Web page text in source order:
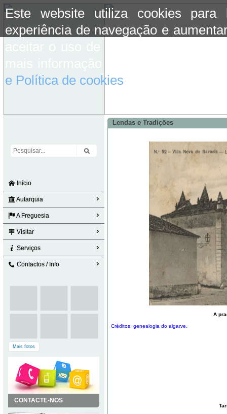
Este website utiliza cookies para
experiência de navegação e
e Política de cookies
Início
Autarquia
A Freguesia
Visitar
Serviços
Contactos / Info
Mais fotos
CONTACTE-NOS
Lendas e Tradições
A
Créditos: genealogia do algarve.